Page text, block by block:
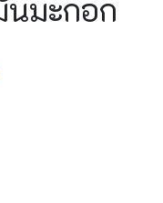
นมะกอก